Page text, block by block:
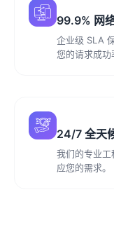
99.9% 网
企业级 SLA
您的请求成功
24/7 全天
我们的专业工
应您的需求。